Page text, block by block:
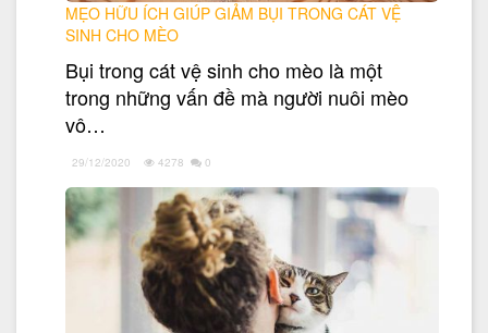
MẸO HỮU ÍCH GIÚP GIẢM BỤI TRONG CÁT VỆ
SINH CHO MÈO
Bụi trong cát vệ sinh cho mèo là một
trong những vấn đề mà người nuôi mèo
vô…
29/12/2020 4278 0